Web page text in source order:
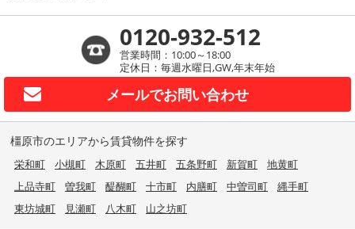
0120-932-512
営業時間：10:00～18:00
定休日：毎週水曜日,GW,年末年始
メールでお問い合わせ
橿原市のエリアから賃貸物件を探す
栄和町 小槻町 木原町 五井町 五条野町 新賀町
地黄町
上品寺町
曽我町 醍醐町 十市町 内膳町 中曽司町
縄手町
東坊城町
見瀬町 八木町 山之坊町